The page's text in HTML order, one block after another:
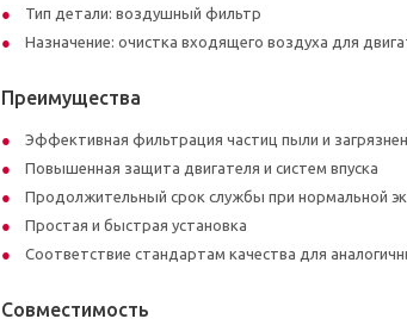
Тип детали: воздушный фильтр
Назначение: очистка входящего воздуха для
Преимущества
Эффективная фильтрация частиц пыли и
Повышенная защита двигателя и систем впуска
Продолжительный срок службы при нормальной
Простая и быстрая установка
Соответствие стандартам качества для
Совместимость